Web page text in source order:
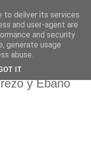
y Ébano
to deliver its services
and user-agent are
and security
generate usage
abuse.
IT